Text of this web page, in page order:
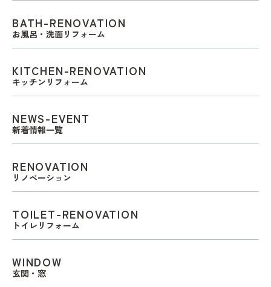
BATH-RENOVATION
お風呂・洗面リフォーム
KITCHEN-RENOVATION
キッチンリフォーム
NEWS-EVENT
新着情報一覧
RENOVATION
リノベーション
TOILET-RENOVATION
トイレリフォーム
WINDOW
玄関・窓